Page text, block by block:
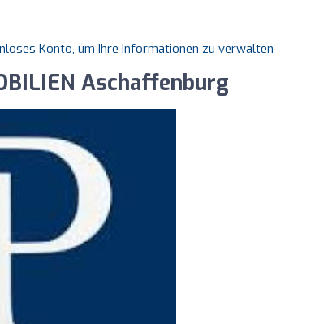
Konto, um Ihre Informationen zu verwalten
Aschaffenburg